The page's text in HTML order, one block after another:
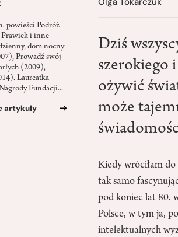
powieści Podróż
i inne
dom nocny
Prowadź swój
(2009),
Laureatka
Fundacji...
artykuły
Dziś
szerokiego
ożywić
może
Kiedy wróciłam do
tak samo
pod koniec lat 80.
Polsce, w tym ja,
intelektualnych